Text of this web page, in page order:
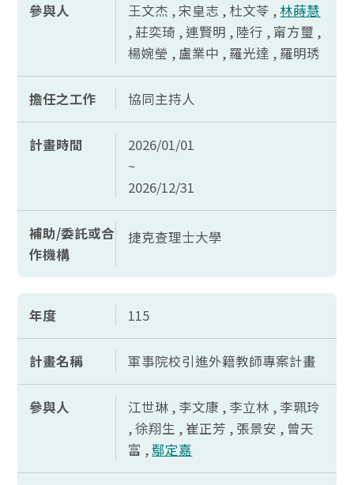
參與人 王文杰 , 宋皇志 , 杜文苓 ,林蒔慧
, 莊奕琦 , 連賢明 , 陸行 , 甯方璽 ,
楊婉瑩 , 盧業中 , 羅光達 , 羅明琇
擔任之工作 協同主持人
計畫時間
2026/01/01
~
2026/12/31
補助/委託或合
作機構
捷克查理士大學
年度 115
計畫名稱 軍事院校引進外籍教師專案計畫
參與人
江世琳 , 李文康 , 李立林 , 李珮玲
, 徐翔生 , 崔正芳 , 張景安 , 曾天
富 ,鄢定嘉